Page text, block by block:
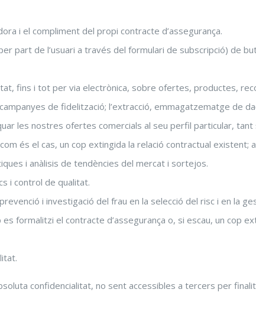
i el compliment del propi contracte d’assegurança.
part de l’usuari a través del formulari de subscripció) de
fins i tot per via electrònica, sobre ofertes, productes,
de fidelització; l’extracció, emmagatzematge de
les nostres ofertes comercials al seu perfil particular, tant
és el cas, un cop extingida la relació contractual existent;
i anàlisis de tendències del mercat i sortejos.
i control de qualitat.
i investigació del frau en la selecció del risc i en la
formalitzi el contracte d’assegurança o, si escau, un cop
confidencialitat, no sent accessibles a tercers per